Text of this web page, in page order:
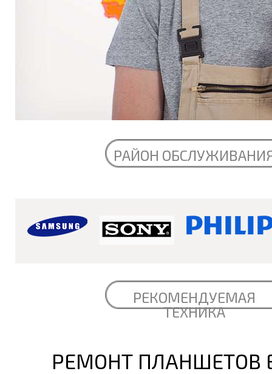
РАЙОН
РЕКОМЕНДУЕМАЯ
ТЕХНИКА
РЕМОНТ ПЛАНШЕТОВ